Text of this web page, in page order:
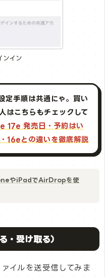
ンイン
手順は共通にゃ。買い
はこちらもチェックして
17e 発売日・予約はい
16eとの違いを徹底解説
やiPadでAirDropを使
受け取る）
イルを送受信してみま